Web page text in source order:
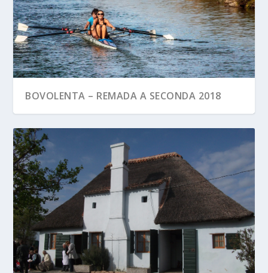
BOVOLENTA – REMADA A SECONDA 2018